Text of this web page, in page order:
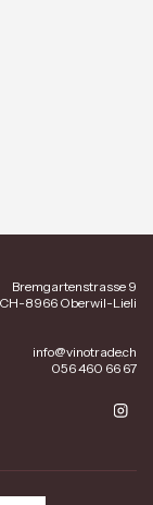
Bremgartenstrasse 9
CH-8966 Oberwil-Lieli
info@vinotrade.ch
056 460 66 67